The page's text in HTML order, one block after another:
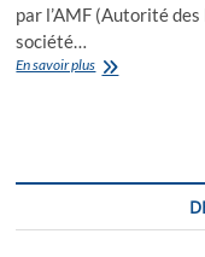
par l’AMF (Autorité
société…
En savoir plusComment